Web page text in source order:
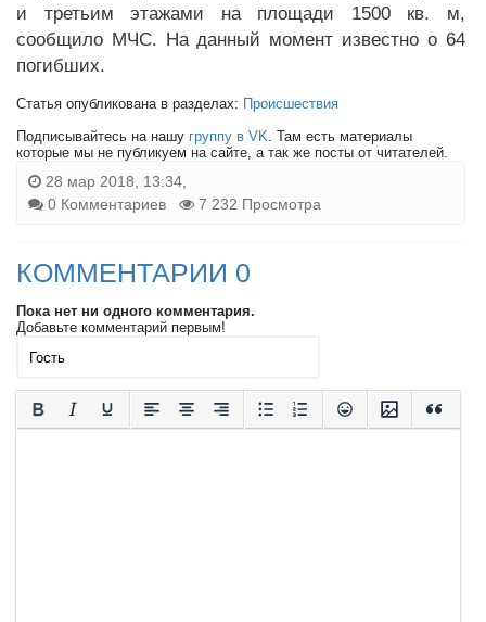
и третьим этажами на площади 1500 кв. м,
сообщило МЧС. На данный момент известно о 64
погибших.
Статья опубликована в разделах: Происшествия
Подписывайтесь на нашу группу в VK. Там есть материалы
которые мы не публикуем на сайте, а так же посты от читателей.
28 мар 2018, 13:34,
0 Комментариев
7 232 Просмотра
КОММЕНТАРИИ 0
Пока нет ни одного комментария.
Добавьте комментарий первым!